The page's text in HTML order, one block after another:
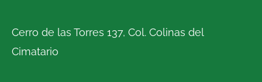
Cerro de las Torres 137, Col. Colinas del
Cimatario